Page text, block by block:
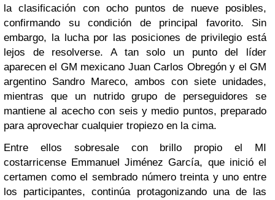
la clasificación con ocho puntos de nueve posibles,
confirmando su condición de principal favorito. Sin
embargo, la lucha por las posiciones de privilegio está
lejos de resolverse. A tan solo un punto del líder
aparecen el GM mexicano Juan Carlos Obregón y el GM
argentino Sandro Mareco, ambos con siete unidades,
mientras que un nutrido grupo de perseguidores se
mantiene al acecho con seis y medio puntos, preparado
para aprovechar cualquier tropiezo en la cima.
Entre ellos sobresale con brillo propio el MI
costarricense Emmanuel Jiménez García, que inició el
certamen como el sembrado número treinta y uno entre
los participantes, continúa protagonizando una de las